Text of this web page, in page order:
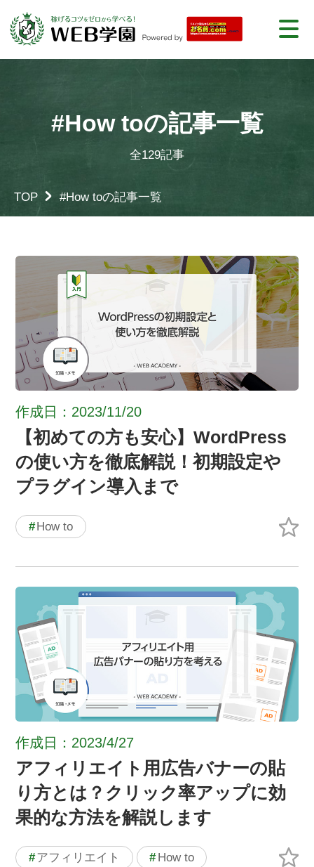
#How toの記事一覧
全129記事
TOP #How toの記事一覧
作成日：2023/11/20
【初めての方も安心】WordPress
の使い方を徹底解説！初期設定や
プラグイン導入まで
#How to
作成日：2023/4/27
アフィリエイト用広告バナーの貼
り方とは？クリック率アップに効
果的な方法を解説します
#アフィリエイト #How to